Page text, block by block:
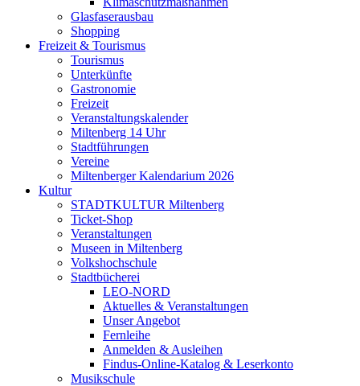
Glasfaserausbau
Shopping
Freizeit & Tourismus
Tourismus
Unterkünfte
Gastronomie
Freizeit
Veranstaltungskalender
Miltenberg 14 Uhr
Stadtführungen
Vereine
Miltenberger Kalendarium 2026
Kultur
STADTKULTUR Miltenberg
Ticket-Shop
Veranstaltungen
Museen in Miltenberg
Volkshochschule
Stadtbücherei
LEO-NORD
Aktuelles & Veranstaltungen
Unser Angebot
Fernleihe
Anmelden & Ausleihen
Findus-Online-Katalog & Leserkonto
Musikschule